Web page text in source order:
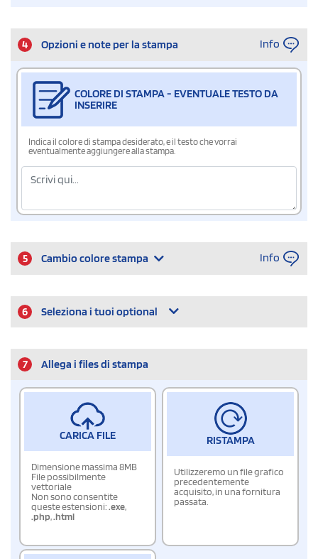
4 Opzioni e note per la stampa Info
COLORE DI STAMPA - EVENTUALE TESTO DA
INSERIRE
Indica il colore di stampa desiderato, e il testo che vorrai
eventualmente aggiungere alla stampa.
5 Cambio colore stampa Info
6 Seleziona i tuoi optional
7 Allega i files di stampa
CARICA FILE
Dimensione massima 8MB
File possibilmente
vettoriale
Non sono consentite
queste estensioni:.exe,
.php,.html
RISTAMPA
Utilizzeremo un file grafico
precedentemente
acquisito, in una fornitura
passata.